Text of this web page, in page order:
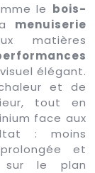
le bois-
menuiserie
matières
élégant.
et de
tout en
face aux
: moins
et
le plan